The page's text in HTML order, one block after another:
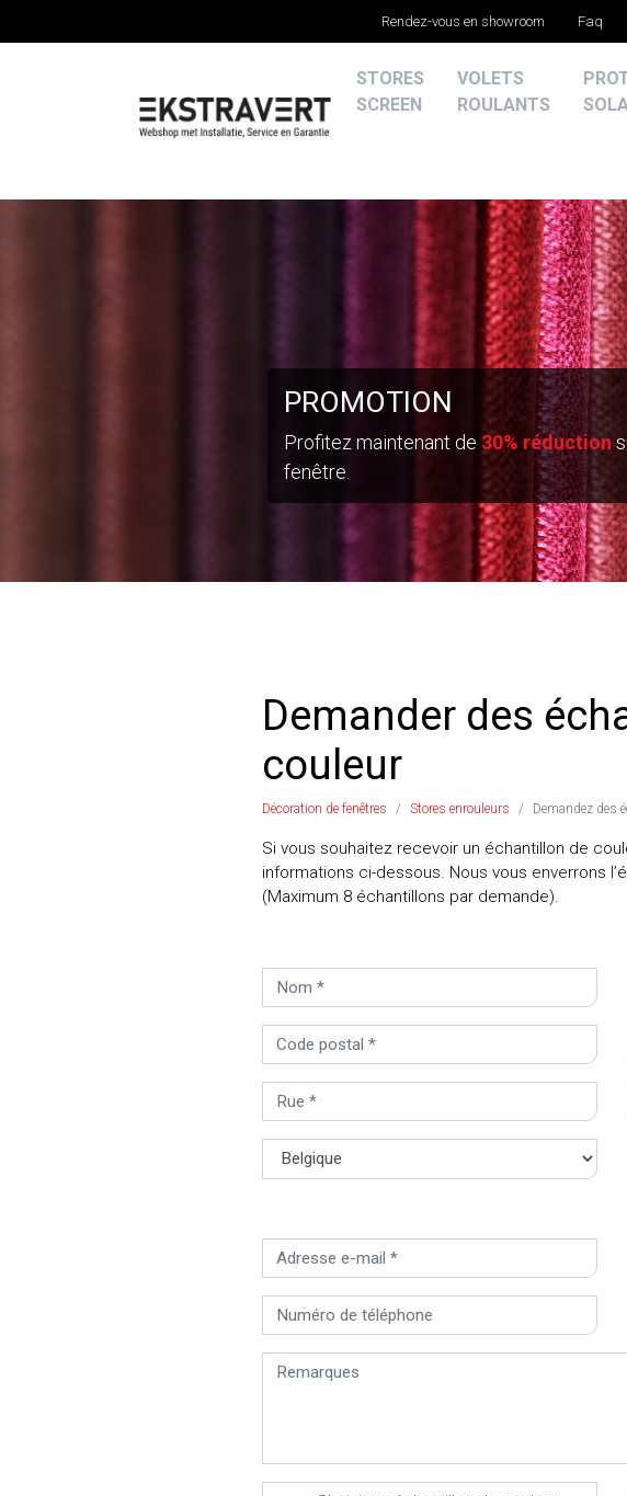
Rendez-vous en showroom Faq
STORES
SCREEN
VOLETS
ROULANTS
PROMOTION
Profitez maintenant de 30% réduction
fenêtre.
Demander des
couleur
Décoration de fenêtres Stores enrouleurs Demandez des
Si vous souhaitez recevoir un échantillon de
informations ci-dessous. Nous vous enverrons
(Maximum 8 échantillons par demande).